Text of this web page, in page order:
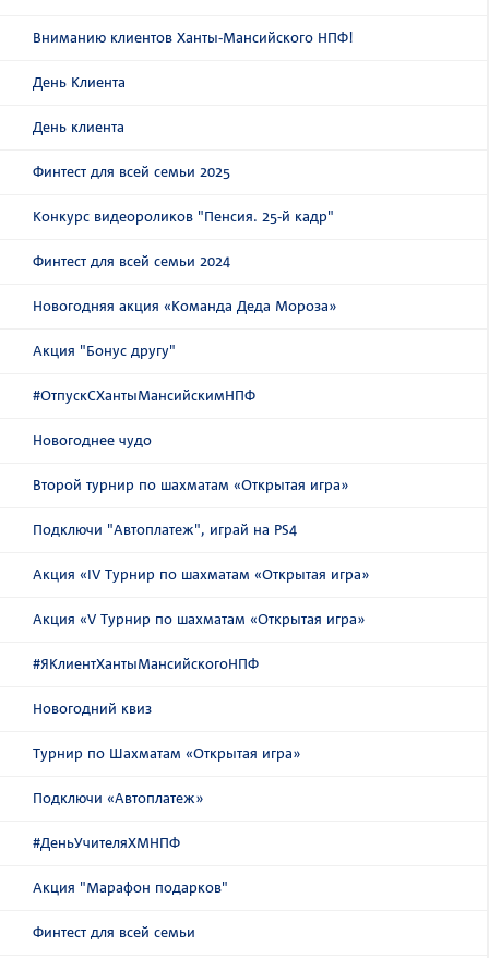
Вниманию клиентов Ханты-Мансийского НПФ!
День Клиента
День клиента
Финтест для всей семьи 2025
Конкурс видеороликов "Пенсия. 25-й кадр"
Финтест для всей семьи 2024
Новогодняя акция «Команда Деда Мороза»
Акция "Бонус другу"
#ОтпускСХантыМансийскимНПФ
Новогоднее чудо
Второй турнир по шахматам «Открытая игра»
Подключи "Автоплатеж", играй на PS4
Акция «IV Турнир по шахматам «Открытая игра»
Акция «V Турнир по шахматам «Открытая игра»
#ЯКлиентХантыМансийскогоНПФ
Новогодний квиз
Турнир по Шахматам «Открытая игра»
Подключи «Автоплатеж»
#ДеньУчителяХМНПФ
Акция "Марафон подарков"
Финтест для всей семьи